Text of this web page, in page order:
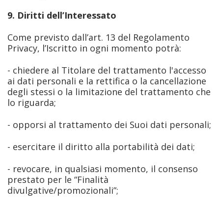
9. Diritti dell’Interessato
Come previsto dall’art. 13 del Regolamento
Privacy, l’Iscritto in ogni momento potrà:
- chiedere al Titolare del trattamento l'accesso
ai dati personali e la rettifica o la cancellazione
degli stessi o la limitazione del trattamento che
lo riguarda;
- opporsi al trattamento dei Suoi dati personali;
- esercitare il diritto alla portabilità dei dati;
- revocare, in qualsiasi momento, il consenso
prestato per le “Finalità
divulgative/promozionali”;